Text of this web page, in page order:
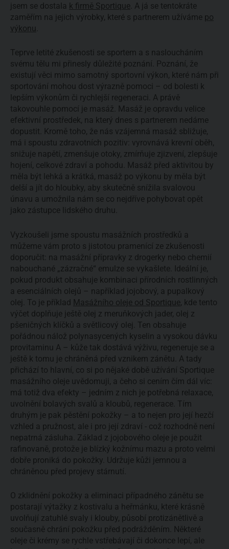
jsem se dostala k firmě Sportique . A já se tentokráte
zaměřím na jejich výrobky, které s partnerem užíváme po
výkonu
Teprve letité zkušenosti se sportem a s nasloucháním
svému tělu mi přinesly důležité poznání. Poznání, že
existují věci mimo samotný sportovní výkon, které nám při
sportování mohou dost výrazně pomoci – od bolesti k
lepším výkonům či rychlejší regeneraci. A právě
takovouhle pomocí je masáž. Masáž je opravdu velice
efektivní prostředek, na který dnes s partnerem nedáme
dopustit. Kromě toho, že nás vzájemná masáž sbližuje,
má i spoustu zdravotních pozitiv: vyrovnává krevní oběh,
snižuje napětí, zmenšuje otoky, zmírňuje zjizvení, zlepšuje
hojení, celkové zdraví a pohodu. Masáž před aktivitou by
měla být lehká a krátká, masáž po výkonu by měla být
delší a jít do hloubky, aby skutečně snížila svalovou
únavu a umožnila nám se co nejdříve pohybovat opět
jako zástupce lidského druhu.
Vyzkoušeli jsme spoustu masážních prostředků a
můžeme vám proto s jistotou pramenící ze zkušenosti
doporučit: na masážní přípravky z drogerky nebo chemií
nabouchané „zázračné“ emulze se vykašlete. Ideální je,
pokud produkt obsahuje kombinaci přírodních rostlinných
a esenciálních olejů – například jojobový, a pupalkový
olej. To je příklad Masážního oleje od Sportique, kde tento
výčet doplňuje ještě olej z meruňkových jader, olej z
pšeničných klíčků a světlicový olej. Ten obsahuje
pořádnou nálož polynasycených kyselin a vysokou dávku
provitaminu A – kůže tak dostává výživu, regeneruje se a
ještě k tomu je chráněná před vznikem zánětu. A tady
přichází to hlavní, co si po nějaké době užívání Sportique
masážního oleje uvědomuji, a čeho si cením čím dál víc:
má totiž dva efekty – jedním z nich je potřebná relaxace,
uvolnění bolavých svalů a kloubů, regenerace. Tím
druhým je pak pěstění pokožky – a to nejen pro její hezčí
vzhled a pružnost, ale i pro její zdraví - což rozhodně není
nepatrná zásluha. Základ z jojobového oleje je použit
rafinovaně, protože je blízký kožnímu mazu a proto velmi
dobře proniká do pokožky. Udržuje kůži jemnou a
chráněnou před projevy stárnutí.
O zklidnění pokožky a eliminaci případného zánětu se
postarají výtažky z kostivalu a heřmánku, které krásně
uvolňují zatuhlé svaly i klouby, působí protizánětlivě a
současně chrání pokožku před podrážděním. Některé
oleje či krémy se rychle vstřebávají či dokonce lepí, ale